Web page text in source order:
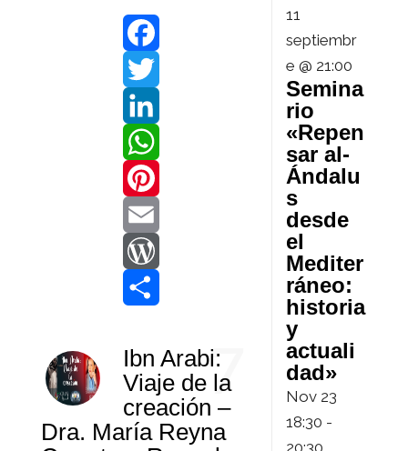
F
a
c
e
b
o
o
T
w
t
e
L
n
k
e
n
W
h
a
p
p
P
n
e
E
m
W
d
P
m
p
7
Ibn Arabi:
Viaje de la
creación –
Dra. María Reyna
11
septiembr
e @ 21:00
Semina
rio
«Repen
sar al-
Ándalu
s
desde
el
Mediter
ráneo:
historia
y
actuali
dad»
Nov 23
18:30 -